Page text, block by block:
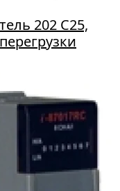
202 С25,